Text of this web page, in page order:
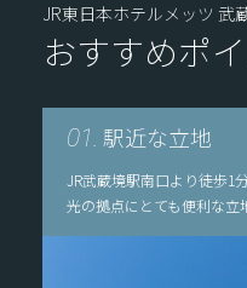
JR東日本ホテルメッツ 武
おすすめポ
01. 駅近な立地
JR武蔵境駅南口より徒歩1
光の拠点にとても便利な立